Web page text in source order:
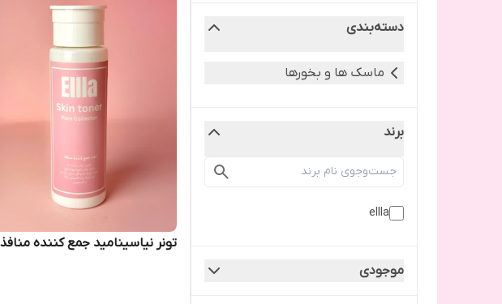
دسته‌بندی
ماسک ها و بخورها
برند
ellla
موجودی
تونر نیاسینامید جمع کننده منافذ